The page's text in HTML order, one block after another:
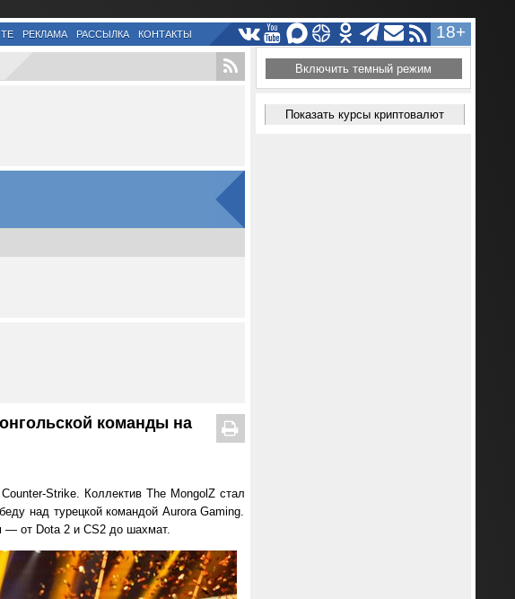
18+
РЕКЛАМА РАССЫЛКА КОНТАКТЫ
команды на
Strike. Коллектив The MongolZ стал
над турецкой командой Aurora Gaming.
— от Dota 2 и CS2 до шахмат.
Включить темный режим
Показать курсы криптовалют